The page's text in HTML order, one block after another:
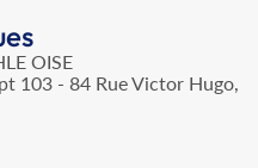
OISE
103 - 84 Rue Victor Hugo,